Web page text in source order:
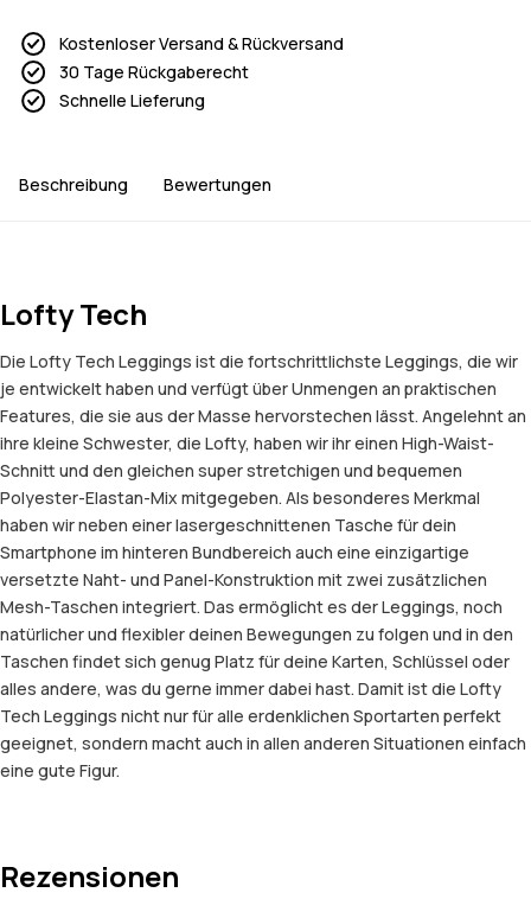
Kostenloser Versand & Rückversand
30 Tage Rückgaberecht
Schnelle Lieferung
Beschreibung Bewertungen
Lofty Tech
Die Lofty Tech Leggings ist die fortschrittlichste Leggings, die wir
je entwickelt haben und verfügt über Unmengen an praktischen
Features, die sie aus der Masse hervorstechen lässt. Angelehnt an
ihre kleine Schwester, die Lofty, haben wir ihr einen High-Waist-
Schnitt und den gleichen super stretchigen und bequemen
Polyester-Elastan-Mix mitgegeben. Als besonderes Merkmal
haben wir neben einer lasergeschnittenen Tasche für dein
Smartphone im hinteren Bundbereich auch eine einzigartige
versetzte Naht- und Panel-Konstruktion mit zwei zusätzlichen
Mesh-Taschen integriert. Das ermöglicht es der Leggings, noch
natürlicher und flexibler deinen Bewegungen zu folgen und in den
Taschen findet sich genug Platz für deine Karten, Schlüssel oder
alles andere, was du gerne immer dabei hast. Damit ist die Lofty
Tech Leggings nicht nur für alle erdenklichen Sportarten perfekt
geeignet, sondern macht auch in allen anderen Situationen einfach
eine gute Figur.
Rezensionen